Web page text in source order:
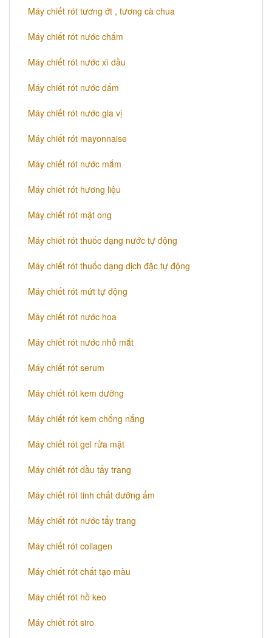
Máy chiết rót tương ớt , tương cà chua
Máy chiết rót nước chấm
Máy chiết rót nước xì dầu
Máy chiết rót nước dấm
Máy chiết rót nước gia vị
Máy chiết rót mayonnaise
Máy chiết rót nước mắm
Máy chiết rót hương liệu
Máy chiết rót mật ong
Máy chiết rót thuốc dạng nước tự động
Máy chiết rót thuốc dạng dịch đặc tự động
Máy chiết rót mứt tự động
Máy chiết rót nước hoa
Máy chiết rót nước nhỏ mắt
Máy chiết rót serum
Máy chiết rót kem dưỡng
Máy chiết rót kem chống nắng
Máy chiết rót gel rửa mặt
Máy chiết rót dầu tẩy trang
Máy chiết rót tinh chất dưỡng ẩm
Máy chiết rót nước tẩy trang
Máy chiết rót collagen
Máy chiết rót chất tạo màu
Máy chiết rót hồ keo
Máy chiết rót siro